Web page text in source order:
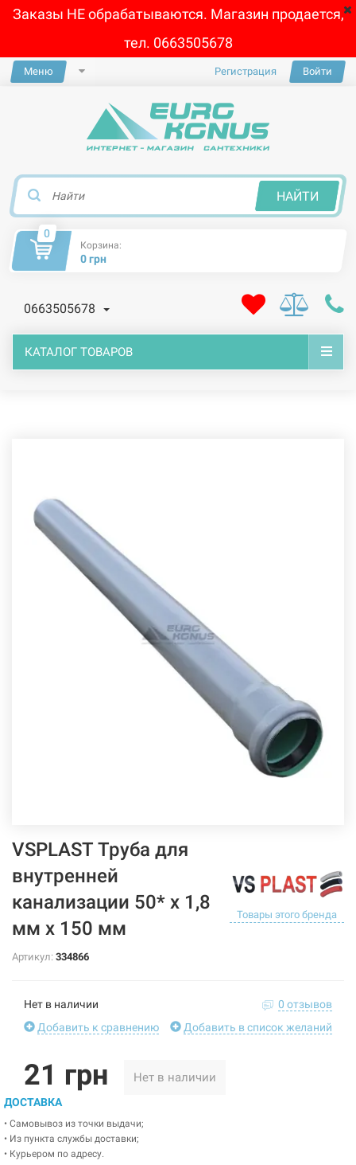
Заказы НЕ обрабатываются. Магазин продается,
тел. 0663505678
Меню Регистрация Войти
НАЙТИ
0
Корзина:
0 грн
0663505678
КАТАЛОГ ТОВАРОВ
VSPLAST Труба для
внутренней
канализации 50* х 1,8
мм х 150 мм
Товары этого бренда
Артикул: 334866
Нет в наличии
0 отзывов
Добавить к сравнению
Добавить в список желаний
21 грн Нет в наличии
ДОСТАВКА
• Самовывоз из точки выдачи;
• Из пункта службы доставки;
• Курьером по адресу.